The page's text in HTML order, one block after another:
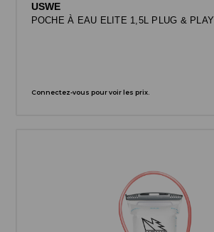
USWE
POCHE À EAU ELITE 1,5L PLUG & PLAY
Connectez-vous pour voir les prix.